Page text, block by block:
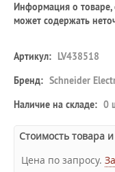
Информация о товаре,
может содержать
Артикул: LV438518
Бренд: Schneider
Наличие на складе: 0
Стоимость товара
Цена по запросу.